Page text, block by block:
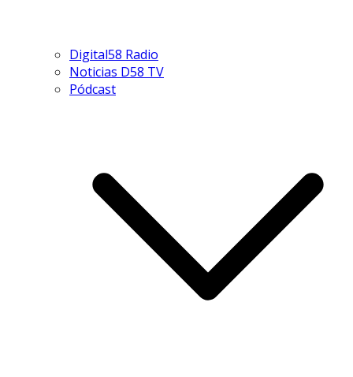
Digital58 Radio
Noticias D58 TV
Pódcast